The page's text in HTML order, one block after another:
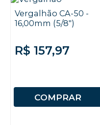
Vergalhão CA-50 -
16,00mm (5/8")
R$ 157,97
COMPRAR